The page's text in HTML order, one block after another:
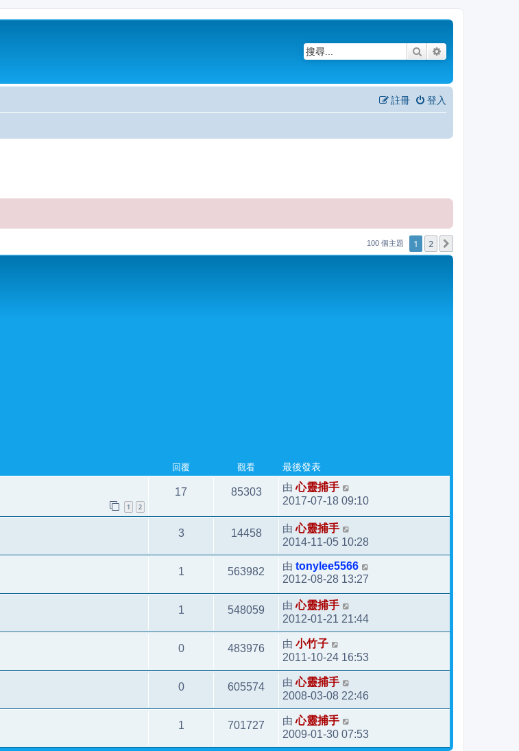
搜尋
登入
註冊
100 個主題 1 2
回覆 觀看 最後發表
1 2
17 85303 由心靈捕手
2017-07-18 09:10
3 14458 由心靈捕手
2014-11-05 10:28
1 563982 由 tonylee5566
2012-08-28 13:27
1 548059 由心靈捕手
2012-01-21 21:44
0 483976 由 小竹子
2011-10-24 16:53
0 605574 由心靈捕手
2008-03-08 22:46
1 701727 由心靈捕手
2009-01-30 07:53